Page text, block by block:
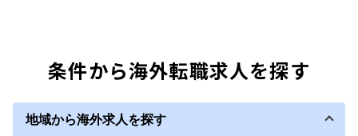
条件から海外転職求人を探す
地域から海外求人を探す